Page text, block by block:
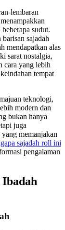
lembaran
sudut.
sajadah
mendapatkan alas
sarat nostalgia,
cara yang lebih
tempat
teknologi,
modern dan
bukan hanya
juga
memanjakan
sajadah roll ini
pengalaman